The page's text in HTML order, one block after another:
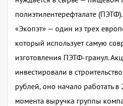
полиэтилентерефталате
«Экопэт» — один из трех
который использует самую
изготовления ПЭТФ-гранул.
инвестировали в
рублей, оно начало работать в
момента выручка группы